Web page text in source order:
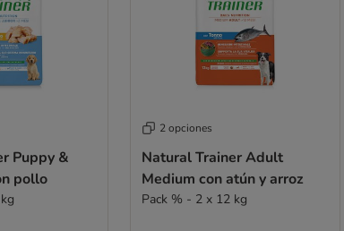
Puppy &
pollo
2 opciones
Natural Trainer Adult
Medium con atún y arroz
Pack % - 2 x 12 kg